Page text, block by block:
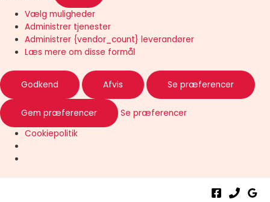
Vælg muligheder
Administrer tjenester
Administrer {vendor_count} leverandører
Læs mere om disse formål
Godkend Afvis Se præferencer
Gem præferencer
Se præferencer
Cookiepolitik